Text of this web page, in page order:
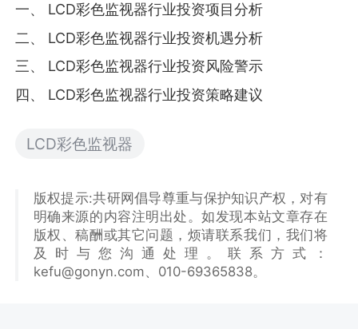
一、 LCD彩色监视器行业投资项目分析
二、 LCD彩色监视器行业投资机遇分析
三、 LCD彩色监视器行业投资风险警示
四、 LCD彩色监视器行业投资策略建议
LCD彩色监视器
版权提示:共研网倡导尊重与保护知识产权，对有
明确来源的内容注明出处。如发现本站文章存在
版权、稿酬或其它问题，烦请联系我们，我们将
及时与您沟通处理。联系方式：
kefu@gonyn.com、010-69365838。